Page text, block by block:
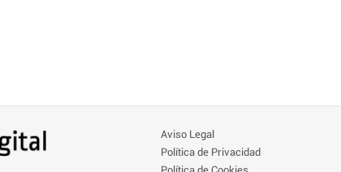
Aviso Legal
Política de Privacidad